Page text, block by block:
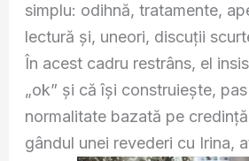
simplu: odihnă, tratamente,
lectură și, uneori, discuții
În acest cadru restrâns, el
„ok” și că își construiește,
normalitate bazată pe
gândul unei revederi cu Irina,